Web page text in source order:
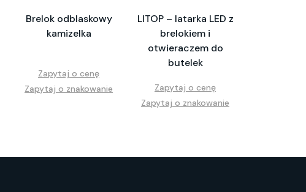
Brelok odblaskowy
kamizelka
Zapytaj o cenę
Zapytaj o znakowanie
LITOP – latarka LED z
brelokiem i
otwieraczem do
butelek
Zapytaj o cenę
Zapytaj o znakowanie